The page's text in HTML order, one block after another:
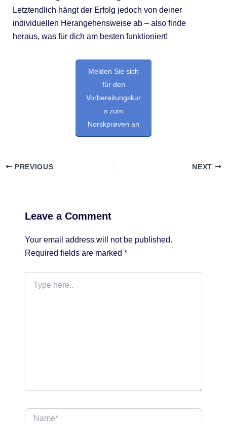
Letztendlich hängt der Erfolg jedoch von deiner
individuellen Herangehensweise ab – also finde
heraus, was für dich am besten funktioniert!
Melden Sie sich
für den
Vorbereitungskur
s zum
Norskprøven an
PREVIOUS NEXT
Leave a Comment
Your email address will not be published.
Required fields are marked *
here..
Name*